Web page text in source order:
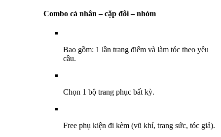
Combo cá nhân – cặp đôi – nhóm
Bao gồm: 1 lần trang điểm và làm tóc theo yêu
cầu.
Chọn 1 bộ trang phục bất kỳ.
Free phụ kiện đi kèm (vũ khí, trang sức, tóc giả).